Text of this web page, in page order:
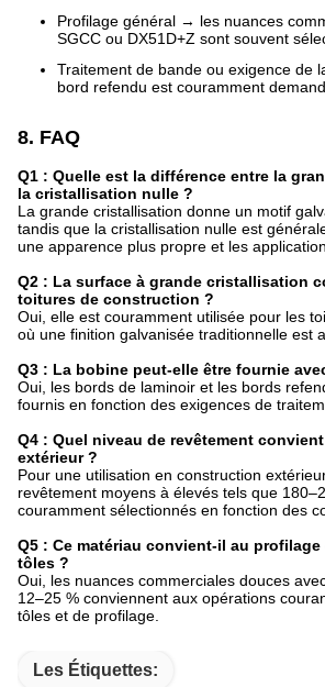
Profilage général → les nuances
SGCC ou DX51D+Z sont souvent
Traitement de bande ou exigence de
bord refendu est couramment
8. FAQ
Q1 : Quelle est la différence entre la
la cristallisation nulle ?
La grande cristallisation donne un motif
tandis que la cristallisation nulle est
une apparence plus propre et les
Q2 : La surface à grande cristallisation
toitures de construction ?
Oui, elle est couramment utilisée pour les
où une finition galvanisée traditionnelle est
Q3 : La bobine peut-elle être fournie
Oui, les bords de laminoir et les bords
fournis en fonction des exigences de
Q4 : Quel niveau de revêtement
extérieur ?
Pour une utilisation en construction
revêtement moyens à élevés tels que
couramment sélectionnés en fonction des
Q5 : Ce matériau convient-il au
tôles ?
Oui, les nuances commerciales douces
12–25 % conviennent aux opérations
tôles et de profilage.
Les Étiquettes: